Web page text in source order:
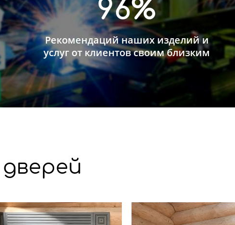
96%
Рекомендаций наших изделий и
услуг от клиентов своим близким